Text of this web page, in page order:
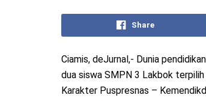
Share
Ciamis, deJurnal,- Dunia
dua siswa SMPN 3 Lakbok
Karakter Puspresnas –